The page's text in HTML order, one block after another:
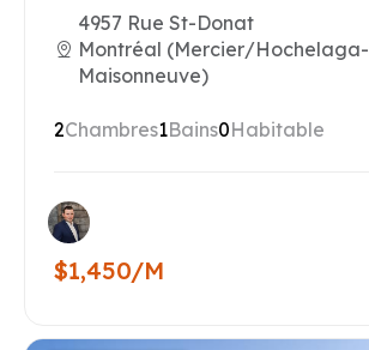
4957 Rue St-Donat
Montréal (Mercier/Hochelaga-
Maisonneuve)
2Chambres1Bains0Habitable
$1,450/M